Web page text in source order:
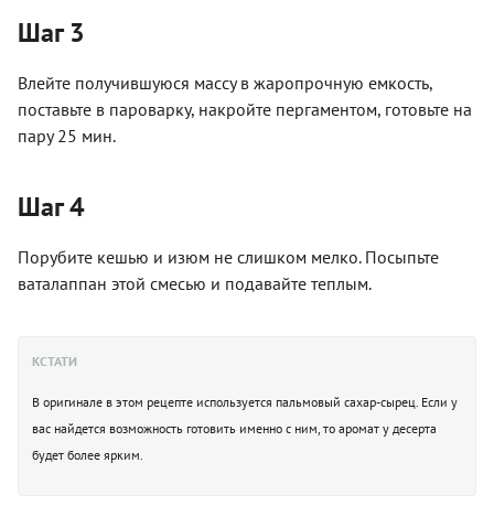
Шаг 3
Влейте получившуюся массу в жаропрочную емкость,
поставьте в пароварку, накройте пергаментом, готовьте на
пару 25 мин.
Шаг 4
Порубите кешью и изюм не слишком мелко. Посыпьте
ваталаппан этой смесью и подавайте теплым.
КСТАТИ
В оригинале в этом рецепте используется пальмовый сахар-сырец. Если у
вас найдется возможность готовить именно с ним, то аромат у десерта
будет более ярким.